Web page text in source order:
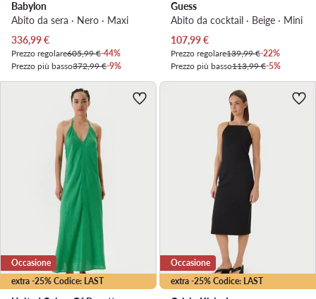
Babylon
Abito da sera · Nero · Maxi
Prezzo attuale
336,99€
Prezzo regolare605,99 €-44%
Prezzo più basso372,99 €-9%
Guess
Abito da cocktail · Beige · Mini
Prezzo attuale
107,99€
Prezzo regolare139,99 €-22%
Prezzo più basso113,99 €-5%
extra -25% Codice: LAST
Occasione
extra -25% Codice: LAST
Occasione